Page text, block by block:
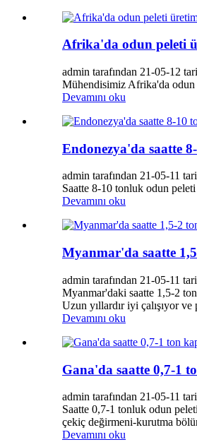
Afrika'da odun peleti
admin tarafından 21-05-12
Mühendisimiz Afrika'da odun
Devamını oku
Endonezya'da saatte
admin tarafından 21-05-11
Saatte 8-10 tonluk odun
Devamını oku
Myanmar'da saatte
admin tarafından 21-05-11
Myanmar'daki saatte 1,5-2
Uzun yıllardır iyi çalışıyor
Devamını oku
Gana'da saatte 0,7-1
admin tarafından 21-05-11
Saatte 0,7-1 tonluk odun
çekiç değirmeni-kurutma
Devamını oku